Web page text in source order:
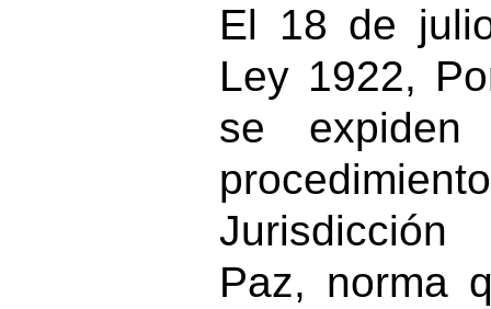
El 18 de
Ley 1922,
se
Paz, norma